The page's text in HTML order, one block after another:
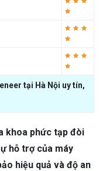
tại Hà Nội uy tín,
khoa phức tạp đòi
hỗ trợ của máy
hiệu quả và độ an